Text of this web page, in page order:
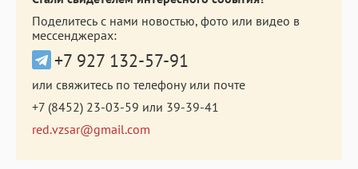
Поделитесь с нами новостью, фото или видео в
мессенджерах:
+7 927 132-57-91
или свяжитесь по телефону или почте
+7 (8452) 23-03-59 или 39-39-41
red.vzsar@gmail.com